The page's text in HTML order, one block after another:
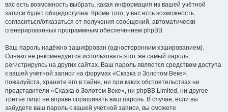
вас есть возможность выбрать, какая информация из вашей учётной
записи будет общедоступна. Кроме того, у вас есть возможность
согласиться/отказаться от получения сообщений, автоматически
сгенерированных программным обеспечением phpBB.
Ваш пароль надёжно зашифрован (односторонним хэшированием).
Однако не рекомендуется использовать этот же самый пароль,
регистрируясь на других сайтах. Ваш пароль является средством доступа
к вашей учётной записи на форумах «Сказка о Золотом Веке»,
пожалуйста, храните его в тайне, ни при каких обстоятельствах ни
представители «Сказка о Золотом Веке», ни phpBB Limited, ни другое
третье лицо не вправе спрашивать ваш пароль. В случае, если вы
забудете ваш пароль к вашей учётной записи, вы сможете